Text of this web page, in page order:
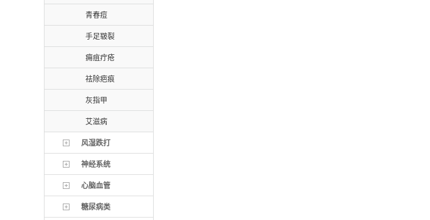
青春痘
手足皲裂
痈疽疔疮
祛除疤痕
灰指甲
艾滋病
风湿跌打
神经系统
心脑血管
糖尿病类